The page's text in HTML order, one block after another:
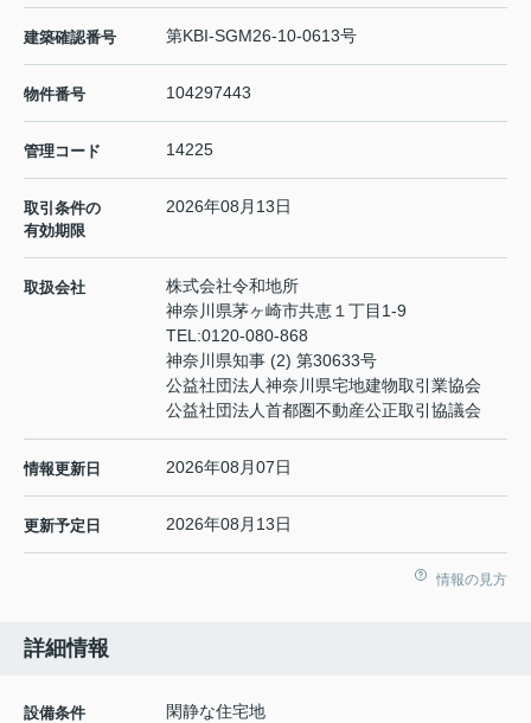
建築確認番号 第KBI-SGM26-10-0613号
物件番号 104297443
管理コード 14225
取引条件の
有効期限
2026年08月13日
取扱会社
株式会社令和地所
神奈川県茅ヶ崎市共恵１丁目1-9
TEL:0120-080-868
神奈川県知事 (2) 第30633号
公益社団法人神奈川県宅地建物取引業協会
公益社団法人首都圏不動産公正取引協議会
情報更新日 2026年08月07日
更新予定日 2026年08月13日
情報の見方
詳細情報
設備条件
閑静な住宅地